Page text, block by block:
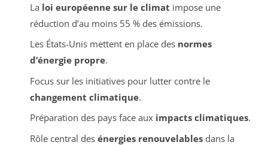
La loi européenne sur le climat impose une
réduction d’au moins 55 % des émissions.
Les États-Unis mettent en place des normes
d’énergie propre.
Focus sur les initiatives pour lutter contre le
changement climatique.
Préparation des pays face aux impacts climatiques.
Rôle central des énergies renouvelablesdans la